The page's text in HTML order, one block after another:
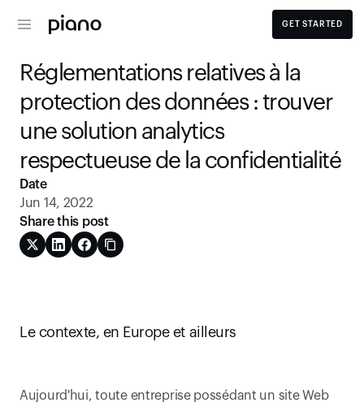
GET STARTED
Réglementations relatives à la
protection des données : trouver
une solution analytics
respectueuse de la confidentialité
Le contexte, en Europe et ailleurs
Aujourd'hui, toute entreprise possédant un site Web
Date
Jun 14, 2022
Share this post